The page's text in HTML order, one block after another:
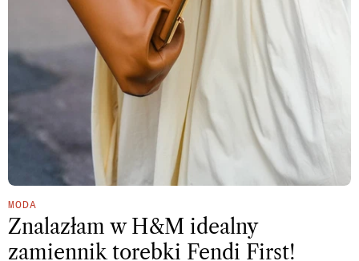
MODA
Znalazłam w H&M idealny
zamiennik torebki Fendi First!